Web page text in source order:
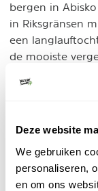
Deze website
We gebruiken
personaliseren,
en om ons
bergen in
in Riksgränsen
een
de mooiste